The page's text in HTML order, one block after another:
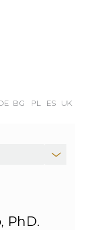
UK
ES
PL
BG
PhD.